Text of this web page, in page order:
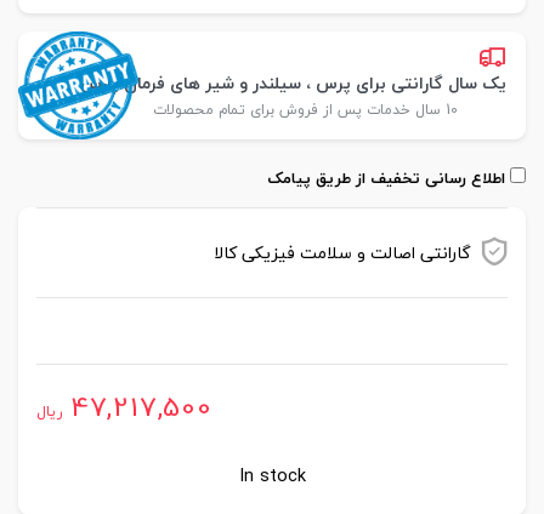
یک سال گارانتی برای پرس ، سیلندر و شیر های فرمان پارس
10 سال خدمات پس از فروش برای تمام محصولات
اطلاع رسانی تخفیف از طریق پیامک
گارانتی اصالت و سلامت فیزیکی کالا
47,217,500 ریال
In stock